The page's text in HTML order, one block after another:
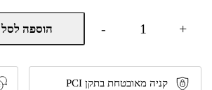
-
קולט
ארובה
שטוחה
+ הוספה לסל
קניה מאובטחת בתקן PCI